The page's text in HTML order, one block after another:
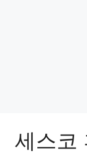
세스코